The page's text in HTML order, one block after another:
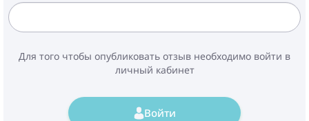
Для того чтобы опубликовать отзыв необходимо войти в
личный кабинет
Войти